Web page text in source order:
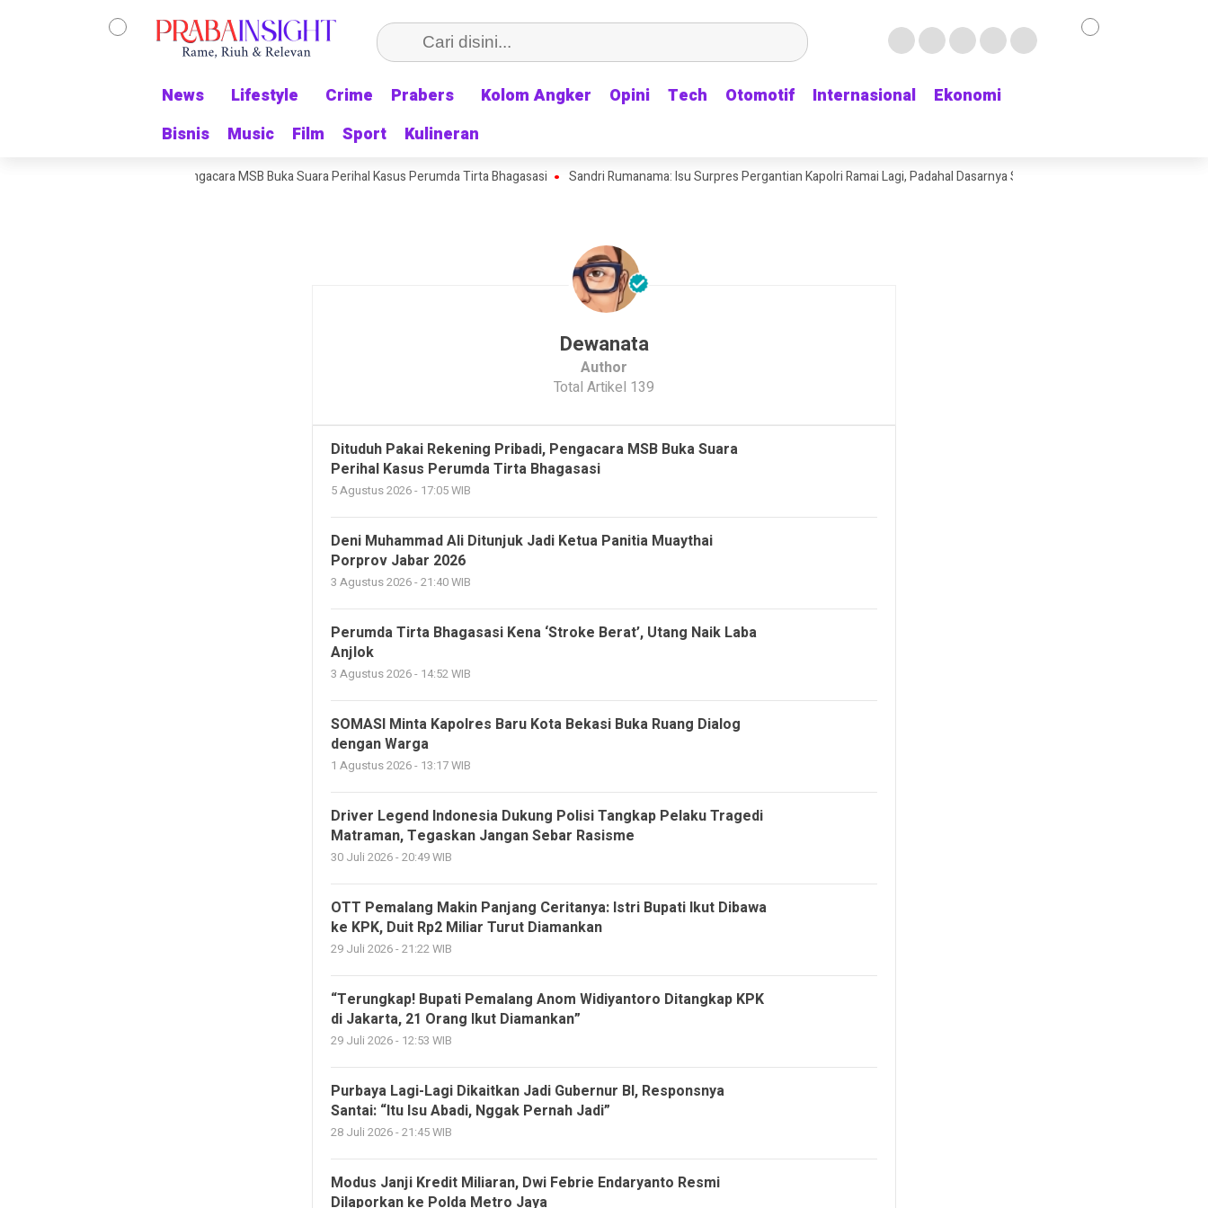
News Lifestyle Crime Prabers Kolom Angker Opini Tech Otomotif Internasional
Ekonomi
Bisnis
Music Film Sport Kulineran
News Lifestyle Crime Prabers Kolom Angker Opini Tech Otomotif Internasional
Ekonomi
Bisnis
Music Film Sport Kulineran
Pakai Rekening Pribadi, Pengacara MSB Buka Suara Perihal Kasus Perumda Tirta Bhagasasi Sandri Rumanama: Isu Surpres Pergantian Kapolri Ramai Lagi, Padahal Dasarnya Saja Belum Kelihatan
Dewanata
Author
Total Artikel 139
Dituduh Pakai Rekening Pribadi, Pengacara MSB Buka Suara
Perihal Kasus Perumda Tirta Bhagasasi
5 Agustus 2026 - 17:05 WIB
Deni Muhammad Ali Ditunjuk Jadi Ketua Panitia Muaythai
Porprov Jabar 2026
3 Agustus 2026 - 21:40 WIB
Perumda Tirta Bhagasasi Kena ‘Stroke Berat’, Utang Naik Laba
Anjlok
3 Agustus 2026 - 14:52 WIB
SOMASI Minta Kapolres Baru Kota Bekasi Buka Ruang Dialog
dengan Warga
1 Agustus 2026 - 13:17 WIB
Driver Legend Indonesia Dukung Polisi Tangkap Pelaku Tragedi
Matraman, Tegaskan Jangan Sebar Rasisme
30 Juli 2026 - 20:49 WIB
OTT Pemalang Makin Panjang Ceritanya: Istri Bupati Ikut Dibawa
ke KPK, Duit Rp2 Miliar Turut Diamankan
29 Juli 2026 - 21:22 WIB
“Terungkap! Bupati Pemalang Anom Widiyantoro Ditangkap KPK
di Jakarta, 21 Orang Ikut Diamankan”
29 Juli 2026 - 12:53 WIB
Purbaya Lagi-Lagi Dikaitkan Jadi Gubernur BI, Responsnya
Santai: “Itu Isu Abadi, Nggak Pernah Jadi”
28 Juli 2026 - 21:45 WIB
Modus Janji Kredit Miliaran, Dwi Febrie Endaryanto Resmi
Dilaporkan ke Polda Metro Jaya